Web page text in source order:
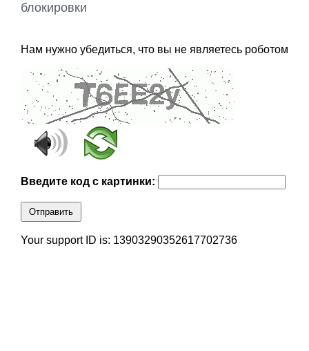
блокировки
Нам нужно убедиться, что вы не являетесь роботом
Введите код с картинки:
Отправить
Your support ID is: 13903290352617702736